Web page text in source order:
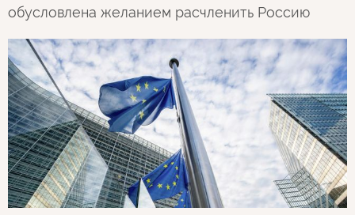
обусловлена желанием расчленить Россию